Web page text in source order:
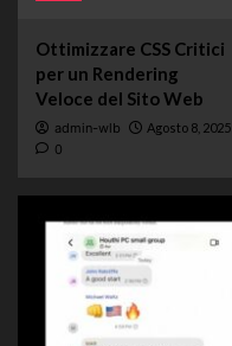
Ottimizzare CSS Critici
per un Rendering
Veloce del Sito Web
admin-wlb Agosto 8, 2025
0